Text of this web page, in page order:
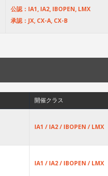
公認：IA1, IA2, IBOPEN, LMX
承認：JX, CX-A, CX-B
開催クラス
IA1 / IA2 / IBOPEN / LMX
IA1 / IA2 / IBOPEN / LMX